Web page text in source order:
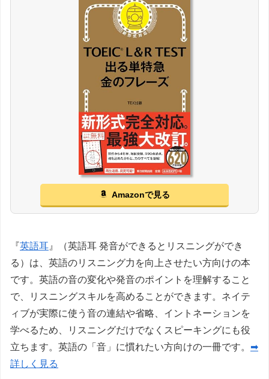
Amazonで見る
『英語耳 』（英語耳 発音ができるとリスニングができ
る）は、英語のリスニング力を向上させたい方向けの本
です。英語の音の変化や発音のポイントを理解すること
で、リスニングスキルを高めることができます。ネイテ
ィブが実際に使う音の連結や省略、イントネーションを
学べるため、リスニングだけでなくスピーキングにも役
立ちます。英語の「音」に慣れたい方向けの一冊です。 ➡
詳しく見る